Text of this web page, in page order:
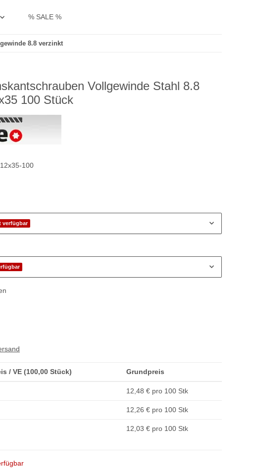
% SALE %
8.8 verzinkt
Vollgewinde Stahl 8.8
100 Stück
100
verfügbar
/ VE (100,00 Stück) Grundpreis
12,48 € pro 100 Stk
12,26 € pro 100 Stk
12,03 € pro 100 Stk